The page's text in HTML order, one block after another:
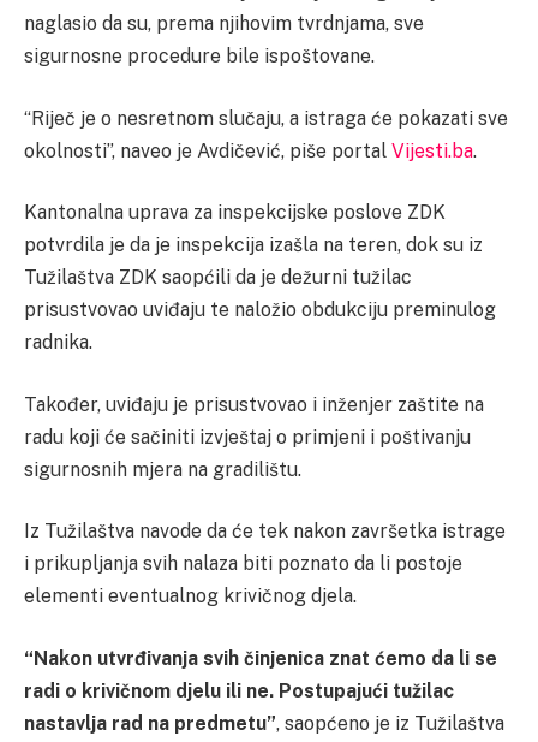
naglasio da su, prema njihovim tvrdnjama, sve
sigurnosne procedure bile ispoštovane.
“Riječ je o nesretnom slučaju, a istraga će pokazati sve
okolnosti”, naveo je Avdičević, piše portal Vijesti.ba.
Kantonalna uprava za inspekcijske poslove ZDK
potvrdila je da je inspekcija izašla na teren, dok su iz
Tužilaštva ZDK saopćili da je dežurni tužilac
prisustvovao uviđaju te naložio obdukciju preminulog
radnika.
Također, uviđaju je prisustvovao i inženjer zaštite na
radu koji će sačiniti izvještaj o primjeni i poštivanju
sigurnosnih mjera na gradilištu.
Iz Tužilaštva navode da će tek nakon završetka istrage
i prikupljanja svih nalaza biti poznato da li postoje
elementi eventualnog krivičnog djela.
“Nakon utvrđivanja svih činjenica znat ćemo da li se
radi o krivičnom djelu ili ne. Postupajući tužilac
nastavlja rad na predmetu”, saopćeno je iz Tužilaštva